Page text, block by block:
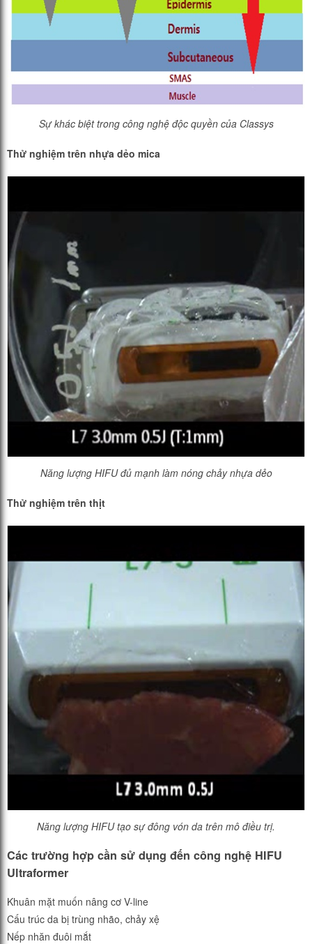
Sự khác biệt trong công nghệ độc quyền của Classys
Thử nghiệm trên nhựa dẻo mica
Năng lượng HIFU đủ mạnh làm nóng chảy nhựa dẻo
Thử nghiệm trên thịt
Năng lượng HIFU tạo sự đông vón da trên mô điều trị.
Các trường hợp cần sử dụng đến công nghệ HIFU
Ultraformer
Khuân mặt muốn nâng cơ V-line
Cấu trúc da bị trùng nhão, chảy xệ
Nếp nhăn đuôi mắt